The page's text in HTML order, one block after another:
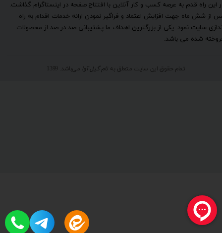
این راه قدم به عرصه کسب و کار آنلاین با افتتاح صفحه در اینستاگرام گذاشت.
از شش ماه جهت افزایش اعتماد و فراگیر نمودن ارائه خدمات اقدام به راه
سایت نمود. یکی از بزرگترین اهداف ما پشتیبانی صد در صد از محصولات
شده می باشد.
تمام حقوق این سایت متعلق به نام گیل آوا می‌باشد. 1399